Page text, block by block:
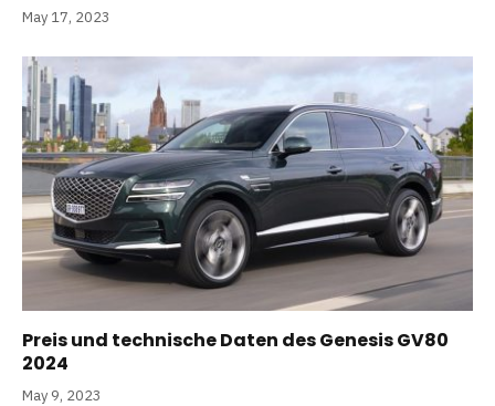
May 17, 2023
Preis und technische Daten des Genesis GV80
2024
May 9, 2023